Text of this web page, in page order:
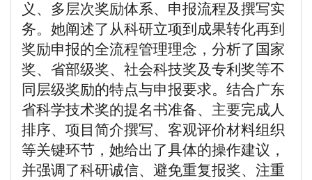
义、多层次奖励体系、申报流程及撰写实
务。她阐述了从科研立项到成果转化再到
奖励申报的全流程管理理念，分析了国家
奖、省部级奖、社会科技奖及专利奖等不
同层级奖励的特点与申报要求。结合广东
省科学技术奖的提名书准备、主要完成人
排序、项目简介撰写、客观评价材料组织
等关键环节，她给出了具体的操作建议，
并强调了科研诚信、避免重复报奖、注重